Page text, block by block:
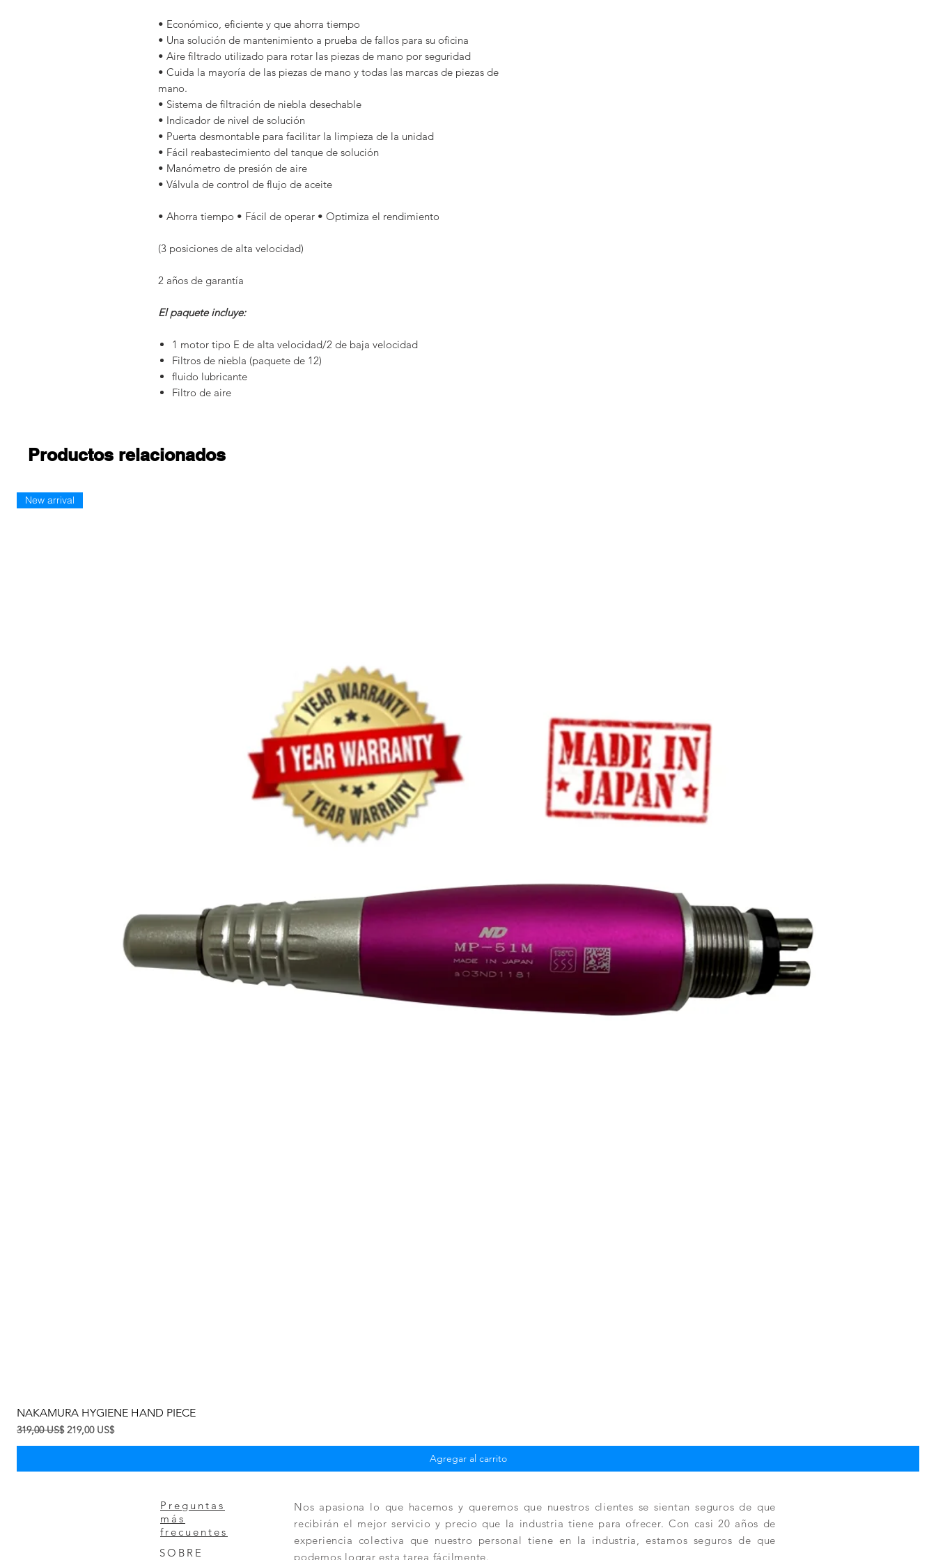
• Económico, eficiente y que ahorra tiempo
• Una solución de mantenimiento a prueba de fallos para su oficina
• Aire filtrado utilizado para rotar las piezas de mano por seguridad
• Cuida la mayoría de las piezas de mano y todas las marcas de piezas de
mano.
• Sistema de filtración de niebla desechable
• Indicador de nivel de solución
• Puerta desmontable para facilitar la limpieza de la unidad
• Fácil reabastecimiento del tanque de solución
• Manómetro de presión de aire
• Válvula de control de flujo de aceite
• Ahorra tiempo • Fácil de operar • Optimiza el rendimiento
(3 posiciones de alta velocidad)
2 años de garantía
El paquete incluye:
1 motor tipo E de alta velocidad/2 de baja velocidad
Filtros de niebla (paquete de 12)
fluido lubricante
Filtro de aire
Productos relacionados
New arrival
NAKAMURA HYGIENE HAND PIECE
Precio
319,00 US$ Precio de oferta
219,00 US$
Agregar al carrito
Preguntas
más
frecuentes
SOBRE
Nos apasiona lo que hacemos y queremos que nuestros clientes se sientan seguros de que
recibirán el mejor servicio y precio que la industria tiene para ofrecer. Con casi 20 años de
experiencia colectiva que nuestro personal tiene en la industria, estamos seguros de que
podemos lograr esta tarea fácilmente.